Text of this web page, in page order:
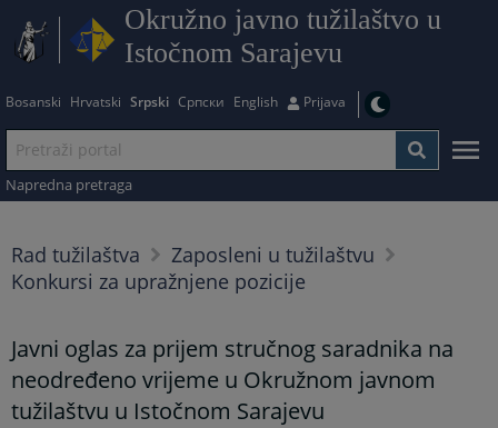
Okružno javno tužilaštvo u
Istočnom Sarajevu
Bosanski Hrvatski Srpski Српски English Prijava
Napredna pretraga
Rad tužilaštva
Zaposleni u tužilaštvu
Konkursi za upražnjene pozicije
Javni oglas za prijem stručnog saradnika na
neodređeno vrijeme u Okružnom javnom
tužilaštvu u Istočnom Sarajevu